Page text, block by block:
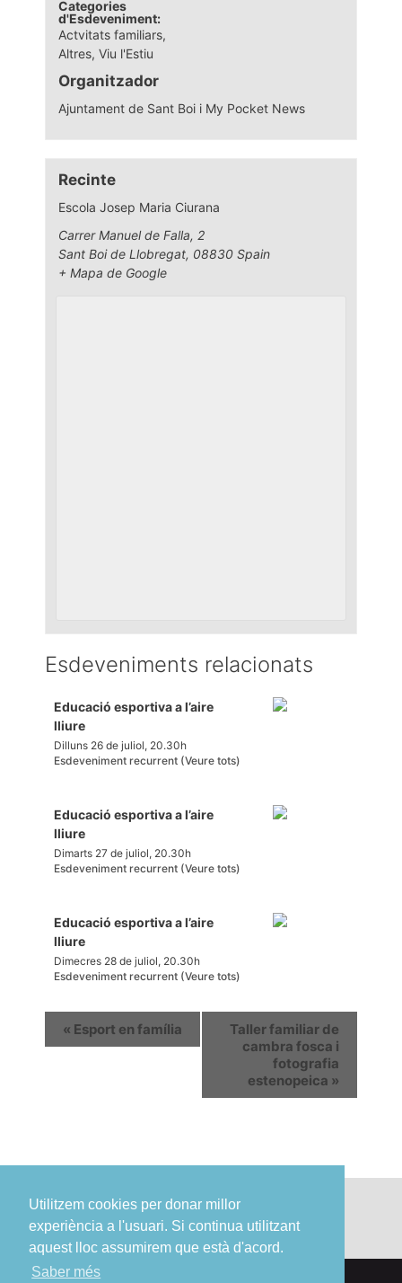
Utilitzem cookies per donar millor
experiència a l'usuari. Si continua utilitzant
aquest lloc assumirem que està d'acord.
Saber més
Categories
d'Esdeveniment:
Actvitats familiars,
Altres, Viu l'Estiu
Organitzador
Ajuntament de Sant Boi i My Pocket News
Recinte
Escola Josep Maria Ciurana
Carrer Manuel de Falla, 2
Sant Boi de Llobregat, 08830 Spain
+ Mapa de Google
Esdeveniments relacionats
Educació esportiva a l’aire
lliure
Dilluns 26 de juliol, 20.30h
Esdeveniment recurrent (Veure tots)
Educació esportiva a l’aire
lliure
Dimarts 27 de juliol, 20.30h
Esdeveniment recurrent (Veure tots)
Educació esportiva a l’aire
lliure
Dimecres 28 de juliol, 20.30h
Esdeveniment recurrent (Veure tots)
« Esport en família
Taller familiar de
cambra fosca i
fotografia
estenopeica »